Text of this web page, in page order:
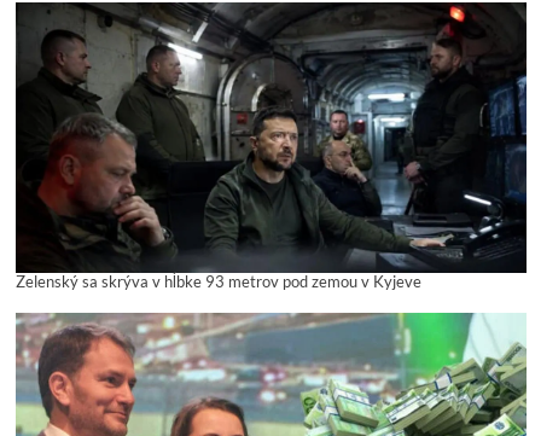
Zelenský sa skrýva v hĺbke 93 metrov pod zemou v Kyjeve